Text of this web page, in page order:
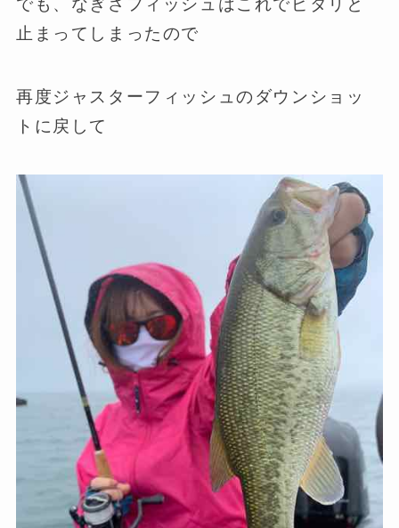
でも、なぎさフィッシュはこれでピタリと
止まってしまったので
再度ジャスターフィッシュのダウンショッ
トに戻して